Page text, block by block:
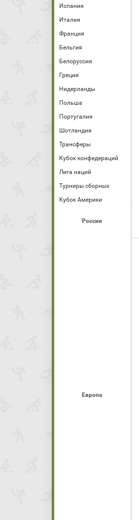
Испания
Италия
Франция
Бельгия
Белоруссия
Греция
Нидерланды
Польша
Португалия
Шотландия
Трансферы
Кубок конфедераций
Лига наций
Турниры сборных
Кубок Америки
Россия
Европа